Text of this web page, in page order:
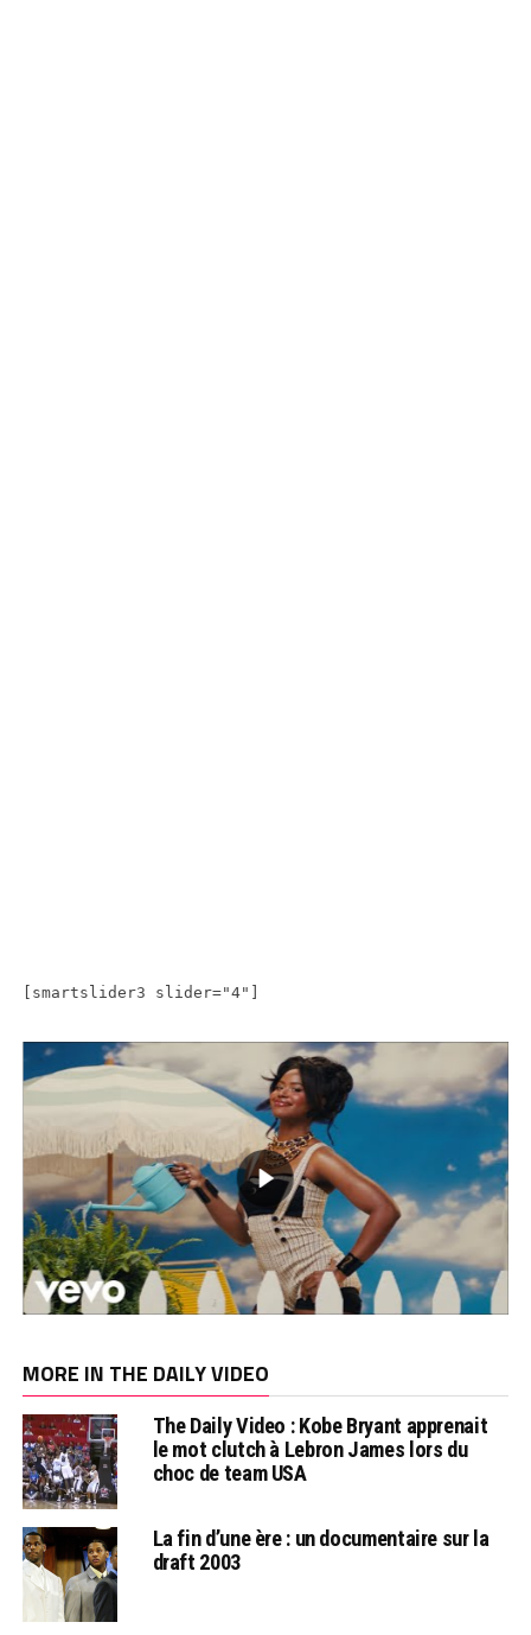
[smartslider3 slider="4"]
MORE IN THE DAILY VIDEO
The Daily Video : Kobe Bryant apprenait
le mot clutch à Lebron James lors du
choc de team USA
La fin d’une ère : un documentaire sur la
draft 2003